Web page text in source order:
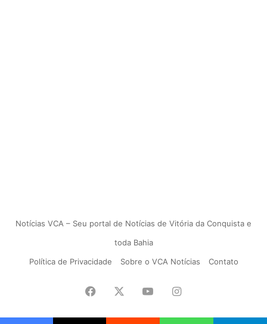
Notícias VCA – Seu portal de Notícias de Vitória da Conquista e
toda Bahia
Política de Privacidade
Sobre o VCA Notícias Contato
Facebook YouTubeInstagram